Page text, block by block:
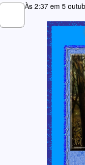
Às 2:37 em 5